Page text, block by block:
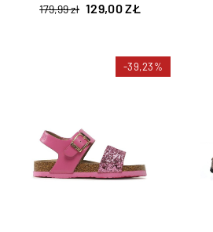
179,99 zł 129,00 ZŁ
-39,23%